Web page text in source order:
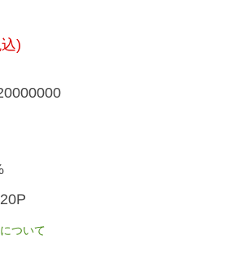
)
20P
ついて